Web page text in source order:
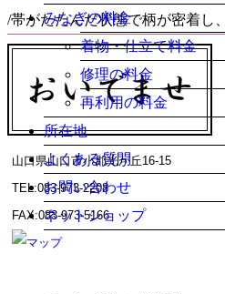
/帯がたたんだ状態で柄が密着し
山口県山口市小郡光が丘16-15
TEL:083-973-2208
FAX:083-973-5166
みなぎの料金
着物・仕立て料金
修理の料金
再利用の料金
所在地
よくある質問
お問い合わせ
ネットショップ